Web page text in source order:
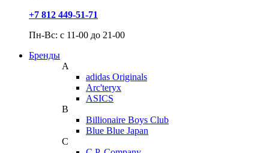
+7 812 449-51-71
Пн-Вс: с 11-00 до 21-00
Бренды
A
adidas Originals
Arc'teryx
ASICS
B
Billionaire Boys Club
Blue Blue Japan
C